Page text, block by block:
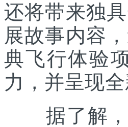
还将带来独
展故事内容
典飞行体验
力，并呈现全
据了解，